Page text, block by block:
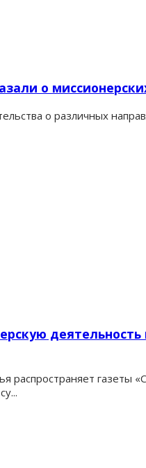
о
о различных
распространяет